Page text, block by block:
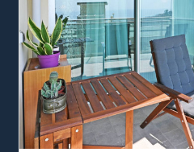
Geschäfte und
wenigen Minuten
Die Wohnung
attraktive Rendite
nur als
sondern auch als aktive